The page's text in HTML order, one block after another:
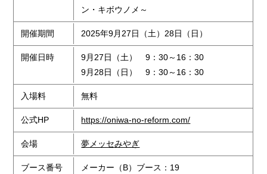
ン・キボウノメ～
開催期間 2025年9月27日（土）28日（日）
開催日時
9月27日（土） 9：30～16：30
9月28日（日） 9：30～16：30
入場料 無料
公式HP https://oniwa-no-reform.com/
会場 夢メッセみやぎ
ブース番号 メーカー（B）ブース：19